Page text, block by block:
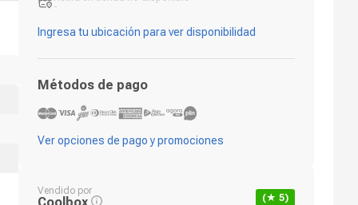
-
Ingresa tu ubicación para ver disponibilidad
Métodos de pago
Ver opciones de pago y promociones
Vendido por
(★ 5)